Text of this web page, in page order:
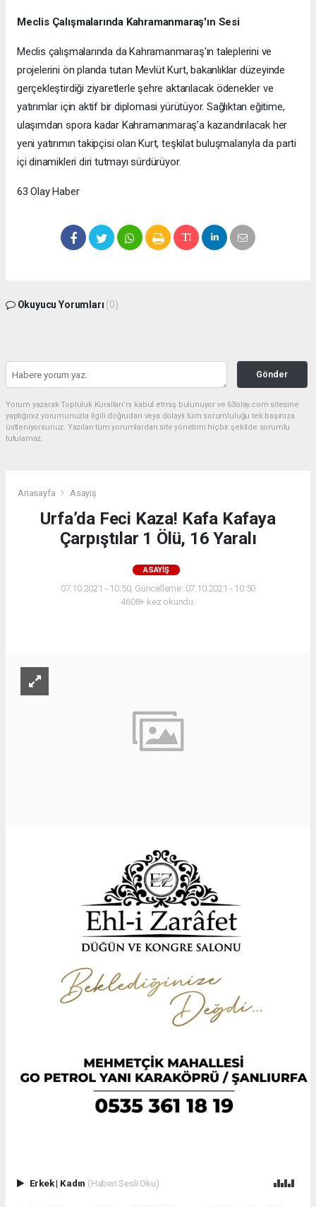
Meclis Çalışmalarında Kahramanmaraş'ın Sesi
Meclis çalışmalarında da Kahramanmaraş'ın taleplerini ve
projelerini ön planda tutan Mevlüt Kurt, bakanlıklar düzeyinde
gerçekleştirdiği ziyaretlerle şehre aktarılacak ödenekler ve
yatırımlar için aktif bir diplomasi yürütüyor. Sağlıktan eğitime,
ulaşımdan spora kadar Kahramanmaraş’a kazandırılacak her
yeni yatırımın takipçisi olan Kurt, teşkilat buluşmalarıyla da parti
içi dinamikleri diri tutmayı sürdürüyor.
63 Olay Haber
Okuyucu Yorumları (0)
Gönder
Yorum yazarak Topluluk Kuralları’nı kabul etmiş bulunuyor ve 63olay.com sitesine
yaptığınız yorumunuzla ilgili doğrudan veya dolaylı tüm sorumluluğu tek başınıza
üstleniyorsunuz. Yazılan tüm yorumlardan site yönetimi hiçbir şekilde sorumlu
tutulamaz.
Anasayfa Asayiş
Urfa’da Feci Kaza! Kafa Kafaya
Çarpıştılar 1 Ölü, 16 Yaralı
ASAYIŞ
07.10.2021 - 10:50, Güncelleme: 07.10.2021 - 10:50
4608+ kez okundu.
Erkek| Kadın (Haberi Sesli Oku)